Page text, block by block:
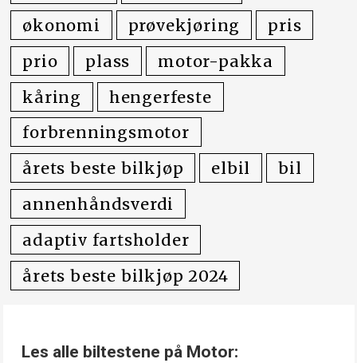
økonomi
prøvekjøring
pris
prio
plass
motor-pakka
kåring
hengerfeste
forbrenningsmotor
årets beste bilkjøp
elbil
bil
annenhåndsverdi
adaptiv fartsholder
årets beste bilkjøp 2024
Les alle biltestene på Motor: